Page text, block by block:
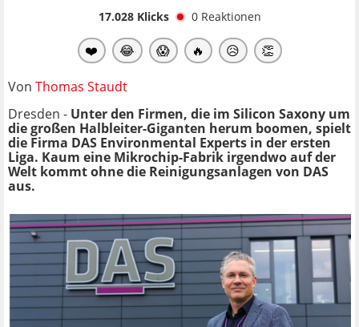
17.028Klicks 0 Reaktionen
❤️ 😂 😱 🔥 😥 👏
Von Thomas Staudt
Dresden - Unter den Firmen, die im Silicon Saxony um
die großen Halbleiter-Giganten herum boomen, spielt
die Firma DAS Environmental Experts in der ersten
Liga. Kaum eine Mikrochip-Fabrik irgendwo auf der
Welt kommt ohne die Reinigungsanlagen von DAS
aus.